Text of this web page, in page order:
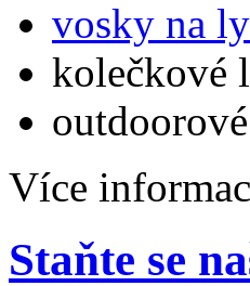
vosky na
kolečkové
Více
Staňte se